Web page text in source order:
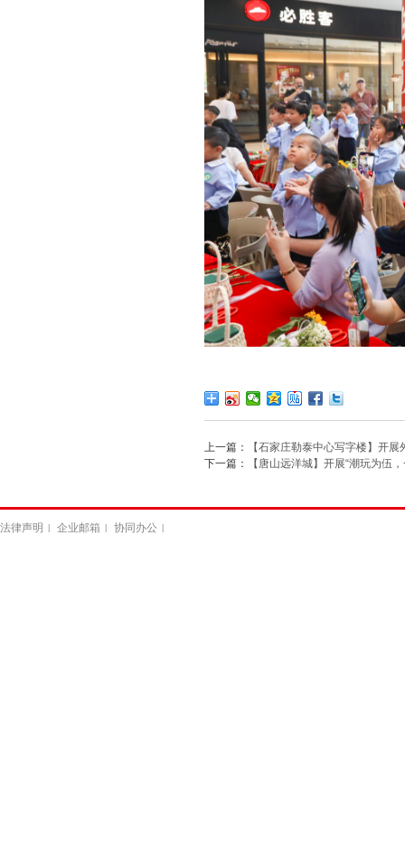
上一篇：
【石家庄勒泰中心写字楼】开
下一篇：
【唐山远洋城】开展“潮玩为伍
法律声明 企业邮箱 协同办公